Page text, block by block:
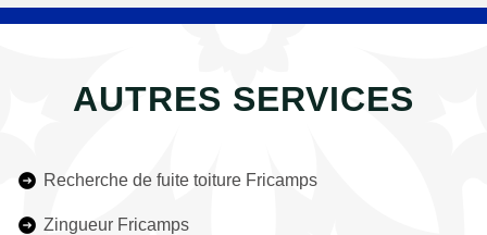
AUTRES SERVICES
Recherche de fuite toiture Fricamps
Zingueur Fricamps